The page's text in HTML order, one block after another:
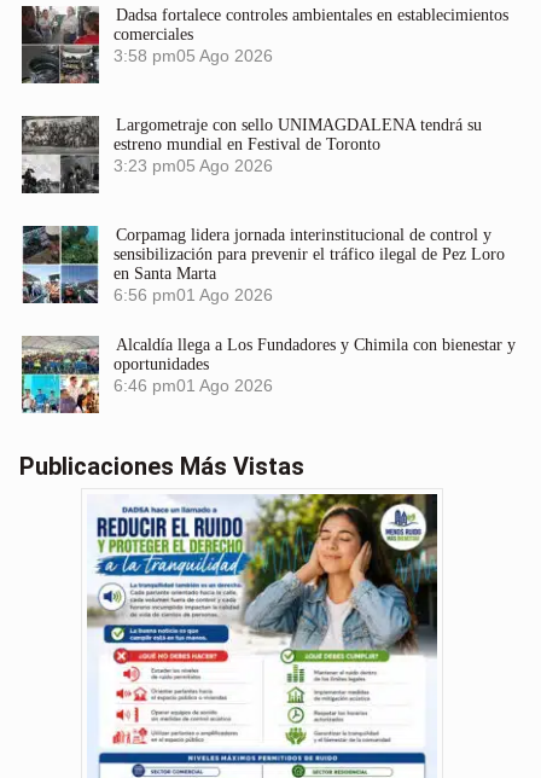
Dadsa fortalece controles ambientales en establecimientos
comerciales
3:58 pm05 Ago 2026
Largometraje con sello UNIMAGDALENA tendrá su
estreno mundial en Festival de Toronto
3:23 pm05 Ago 2026
Corpamag lidera jornada interinstitucional de control y
sensibilización para prevenir el tráfico ilegal de Pez Loro
en Santa Marta
6:56 pm01 Ago 2026
Alcaldía llega a Los Fundadores y Chimila con bienestar y
oportunidades
6:46 pm01 Ago 2026
Publicaciones Más Vistas